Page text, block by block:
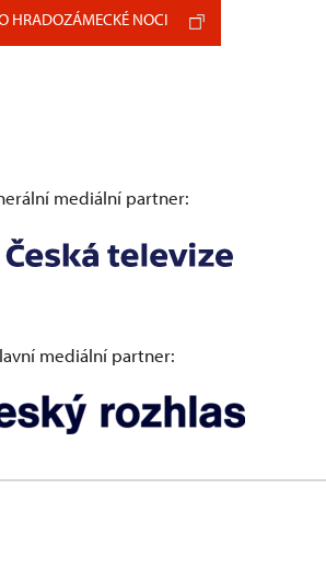
HRADOZÁMECKÉ NOCI
mediální partner:
mediální partner: